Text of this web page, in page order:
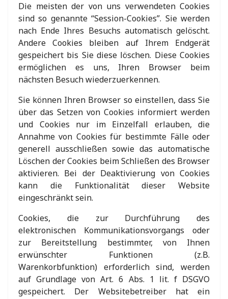
Die meisten der von uns verwendeten Cookies
sind so genannte “Session-Cookies”. Sie werden
nach Ende Ihres Besuchs automatisch gelöscht.
Andere Cookies bleiben auf Ihrem Endgerät
gespeichert bis Sie diese löschen. Diese Cookies
ermöglichen es uns, Ihren Browser beim
nächsten Besuch wiederzuerkennen.
Sie können Ihren Browser so einstellen, dass Sie
über das Setzen von Cookies informiert werden
und Cookies nur im Einzelfall erlauben, die
Annahme von Cookies für bestimmte Fälle oder
generell ausschließen sowie das automatische
Löschen der Cookies beim Schließen des Browser
aktivieren. Bei der Deaktivierung von Cookies
kann die Funktionalität dieser Website
eingeschränkt sein.
Cookies, die zur Durchführung des
elektronischen Kommunikationsvorgangs oder
zur Bereitstellung bestimmter, von Ihnen
erwünschter Funktionen (z.B.
Warenkorbfunktion) erforderlich sind, werden
auf Grundlage von Art. 6 Abs. 1 lit. f DSGVO
gespeichert. Der Websitebetreiber hat ein